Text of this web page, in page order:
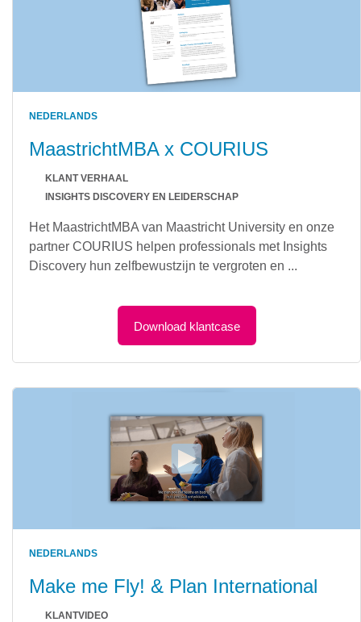
NEDERLANDS
MaastrichtMBA x COURIUS
KLANT VERHAAL
INSIGHTS DISCOVERY EN LEIDERSCHAP
Het MaastrichtMBA van Maastricht University en onze
partner COURIUS helpen professionals met Insights
Discovery hun zelfbewustzijn te vergroten en ...
Download klantcase
NEDERLANDS
Make me Fly! & Plan International
KLANTVIDEO